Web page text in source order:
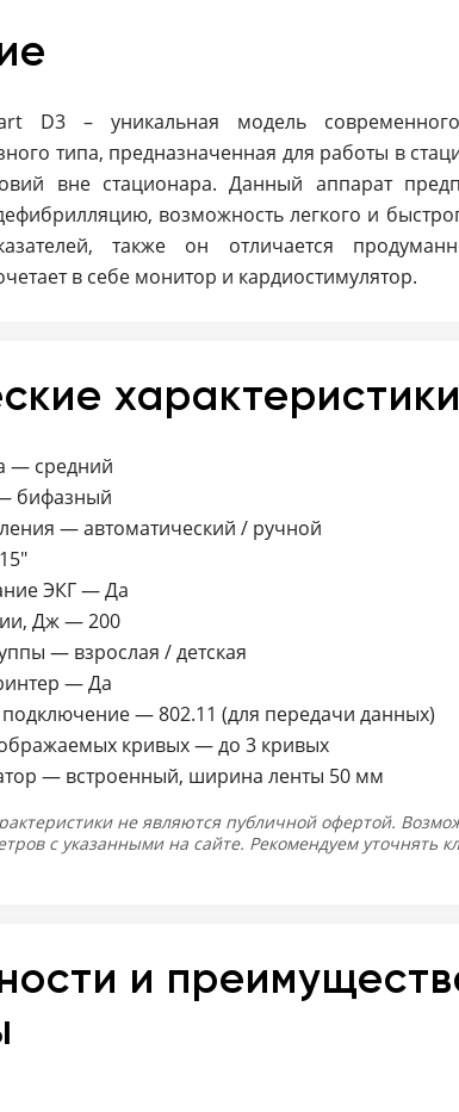
D3 – уникальная модель
типа, предназначенная для работы в
вне стационара. Данный аппарат
возможность легкого и
также он отличается
в себе монитор и кардиостимулятор.
характеристики
— cредний
бифазный
— автоматический / ручной
ЭКГ — Да
Дж — 200
— взрослая / детская
— Да
— 802.11 (для передачи данных)
кривых — до 3 кривых
— встроенный, ширина ленты 50 мм
не являются публичной офертой.
с указанными на сайте. Рекомендуем уточнять
и